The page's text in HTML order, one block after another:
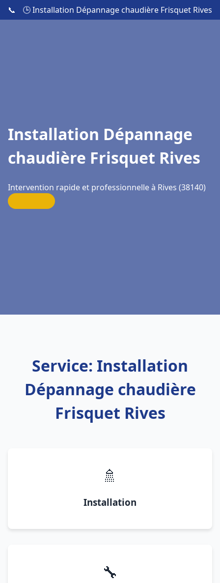
📞 🕒 Installation Dépannage chaudière Frisquet Rives
Installation Dépannage
chaudière Frisquet Rives
Intervention rapide et professionnelle à Rives (38140)
Service: Installation
Dépannage chaudière
Frisquet Rives
🚿
Installation
🔧